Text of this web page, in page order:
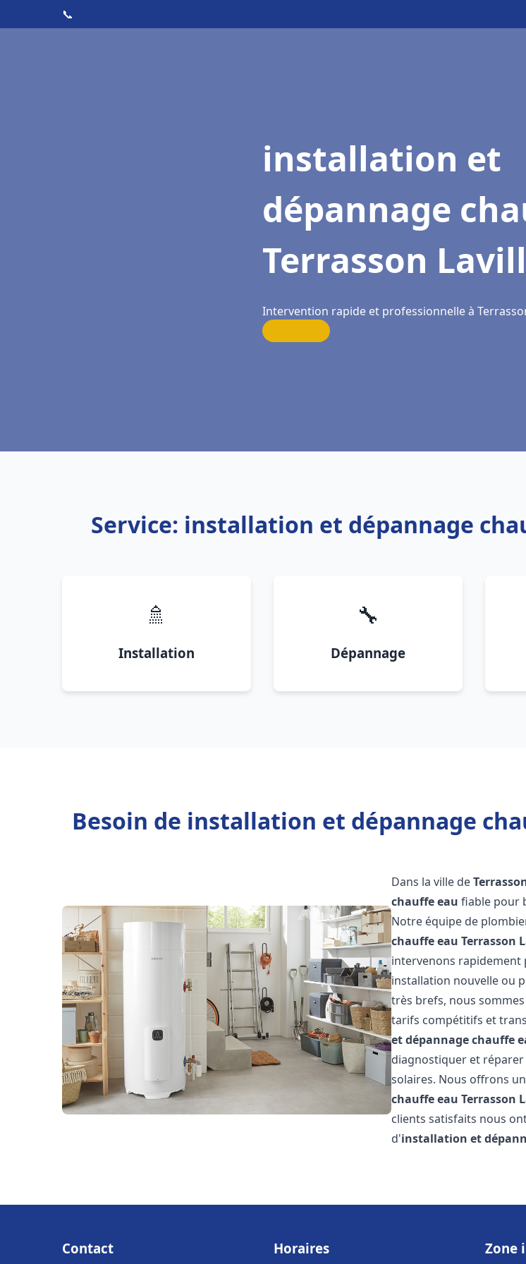
📞
installation et
dépannage
Terrasson
Intervention rapide et professionnelle à
Service: installation et dépannage
🚿
Installation
🔧
Dépannage
Besoin de installation et dépannage
Dans la ville de
chauffe eau fiable pour
Notre équipe de
chauffe eau Terrasson
intervenons rapidement
installation nouvelle ou
très brefs, nous
tarifs compétitifs et
et dépannage chauffe
diagnostiquer et réparer
solaires. Nous offrons
chauffe eau Terrasson
clients satisfaits nous
d'installation et
Contact Horaires Zone